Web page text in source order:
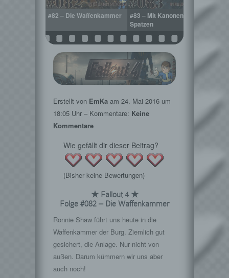
#82 – Die Waffenkammer
#83 – Mit Kanonen auf
Spatzen
Erstellt von EmKa am 24. Mai 2016 um
18:05 Uhr – Kommentare: Keine
Kommentare
Wie gefällt dir dieser Beitrag?
(Bisher keine Bewertungen)
★ Fallout 4 ★
Folge #082 – Die Waffenkammer
Ronnie Shaw führt uns heute in die
Waffenkammer der Burg. Ziemlich gut
gesichert, die Anlage. Nur nicht von
außen. Darum kümmern wir uns aber
auch noch!